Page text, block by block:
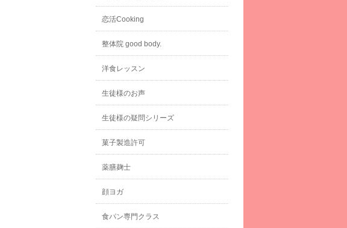
恋活Cooking
整体院 good body.
洋食レッスン
生徒様のお声
生徒様の疑問シリーズ
菓子製造許可
薬膳麹士
顔ヨガ
食パン専門クラス